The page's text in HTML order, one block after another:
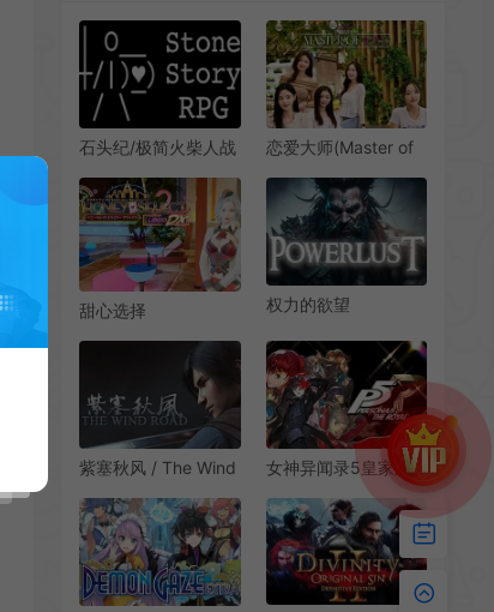
石头纪/极简火柴人战
Story RPG 下载
恋爱大师(Master of
真人互动恋爱游戏
甜心选择
通美少女模拟经营游
权力的欲望
老式动作RPG游戏|下
载
紫塞秋风 / The Wind
游戏
女神异闻录5皇家版 /
Persona 5 The
Royal 青春奇幻冒险
RPG游戏